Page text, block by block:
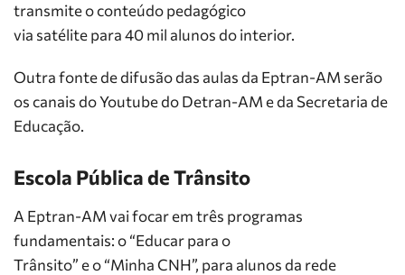
transmite o conteúdo pedagógico
via satélite para 40 mil alunos do interior.
Outra fonte de difusão das aulas da Eptran-AM serão
os canais do Youtube do Detran-AM e da Secretaria de
Educação.
Escola Pública de Trânsito
A Eptran-AM vai focar em três programas
fundamentais: o “Educar para o
Trânsito” e o “Minha CNH”, para alunos da rede